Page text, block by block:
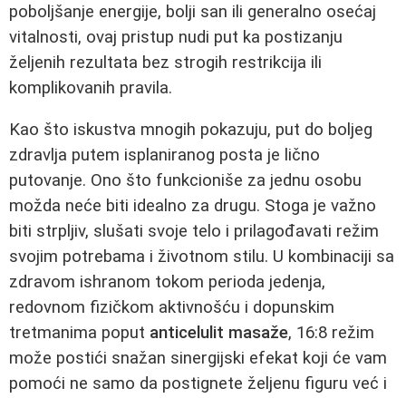
poboljšanje energije, bolji san ili generalno osećaj
vitalnosti, ovaj pristup nudi put ka postizanju
željenih rezultata bez strogih restrikcija ili
komplikovanih pravila.
Kao što iskustva mnogih pokazuju, put do boljeg
zdravlja putem isplaniranog posta je lično
putovanje. Ono što funkcioniše za jednu osobu
možda neće biti idealno za drugu. Stoga je važno
biti strpljiv, slušati svoje telo i prilagođavati režim
svojim potrebama i životnom stilu. U kombinaciji sa
zdravom ishranom tokom perioda jedenja,
redovnom fizičkom aktivnošću i dopunskim
tretmanima poput anticelulit masaže, 16:8 režim
može postići snažan sinergijski efekat koji će vam
pomoći ne samo da postignete željenu figuru već i